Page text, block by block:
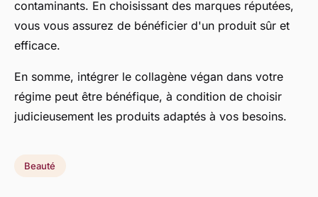
contaminants. En choisissant des marques réputées,
vous vous assurez de bénéficier d'un produit sûr et
efficace.
En somme, intégrer le collagène végan dans votre
régime peut être bénéfique, à condition de choisir
judicieusement les produits adaptés à vos besoins.
Beauté